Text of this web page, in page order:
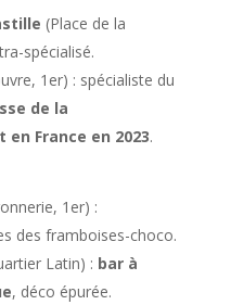
(Place de la
spécialisé.
1er) : spécialiste du
de la
France en 2023.
1er) :
des framboises-choco.
Latin) : bar à
, déco épurée.